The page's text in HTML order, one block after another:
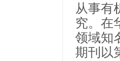
从事有
究。在
领域知
期刊以